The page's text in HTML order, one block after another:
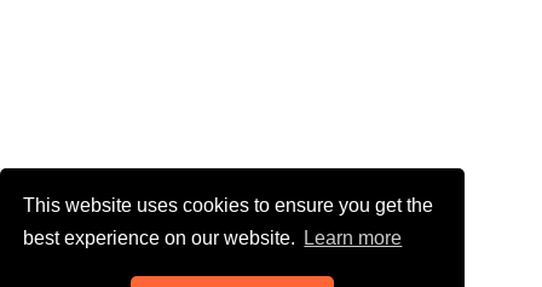
This website uses cookies to ensure you get the
best experience on our website.
Learn more